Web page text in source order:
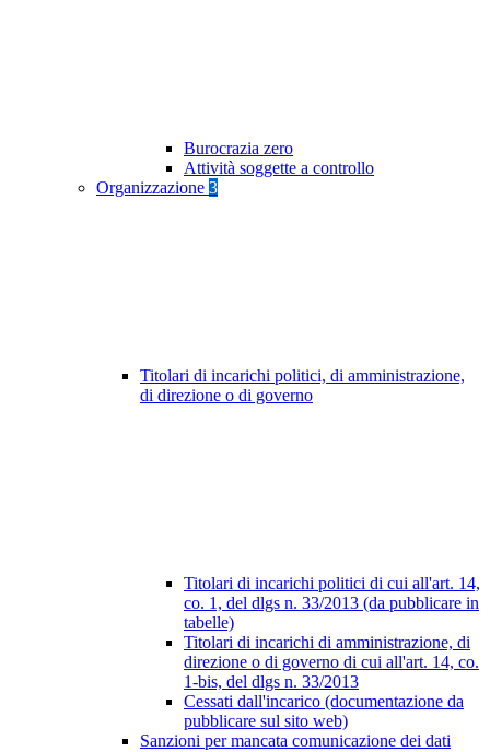
Burocrazia zero
Attività soggette a controllo
Organizzazione 3
Titolari di incarichi politici, di amministrazione,
di direzione o di governo
Titolari di incarichi politici di cui all'art. 14,
co. 1, del dlgs n. 33/2013 (da pubblicare in
tabelle)
Titolari di incarichi di amministrazione, di
direzione o di governo di cui all'art. 14, co.
1-bis, del dlgs n. 33/2013
Cessati dall'incarico (documentazione da
pubblicare sul sito web)
Sanzioni per mancata comunicazione dei dati